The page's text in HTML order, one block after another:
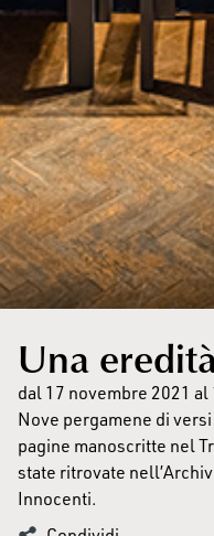
Una
dal 17 novembre 2021 al
Nove pergamene di
pagine manoscritte nel
state ritrovate
Innocenti.